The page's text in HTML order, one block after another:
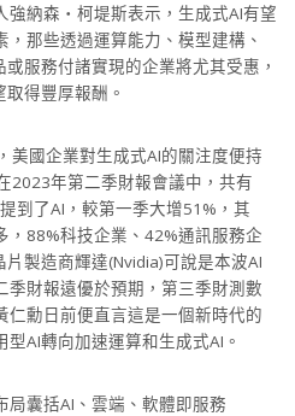
強納森‧柯堤斯表示，生成式AI有望
那些透過運算能力、模型建構、
服務付諸實現的企業將尤其受惠，
得豐厚報酬。
美國企業對生成式AI的關注度便持
2023年第二季財報會議中，共有
到了AI，較第一季大增51%，其
，88%科技企業、42%通訊服務企
製造商輝達(Nvidia)可說是本波AI
季財報遠優於預期，第三季財測數
仁勳日前便直言這是一個新時代的
AI轉向加速運算和生成式AI。
局囊括AI、雲端、軟體即服務